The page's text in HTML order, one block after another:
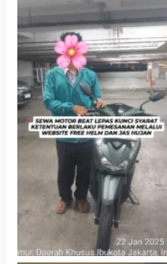
Cityplaza Jatinegara
Gedung Parkir P6A